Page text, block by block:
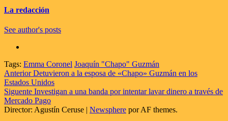
La redacción
See author's posts
Tags: Emma Coronel Joaquín "Chapo" Guzmán
Navegación
de
entradas
AnteriorDetuvieron a la esposa de «Chapo» Guzmán en los
Estados Unidos
Siguente Investigan a una banda por intentar lavar dinero a través de
Mercado Pago
Director: Agustín Ceruse | Newsphere por AF themes.